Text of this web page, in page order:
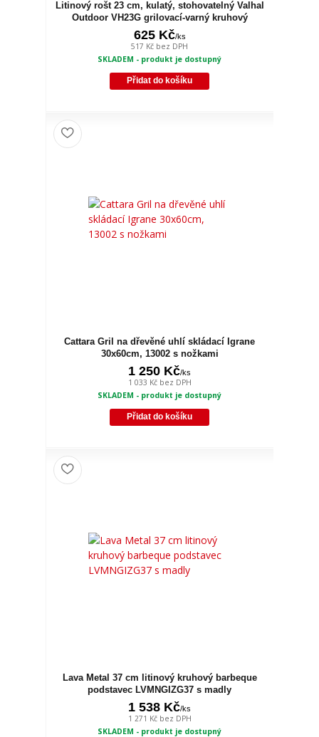
Litinový rošt 23 cm, kulatý, stohovatelný Valhal
Outdoor VH23G grilovací-varný kruhový
625 Kč/ks
517 Kč bez DPH
SKLADEM - produkt je dostupný
Přidat do košíku
Cattara Gril na dřevěné uhlí skládací Igrane
30x60cm, 13002 s nožkami
1 250 Kč/ks
1 033 Kč bez DPH
SKLADEM - produkt je dostupný
Přidat do košíku
Lava Metal 37 cm litinový kruhový barbeque
podstavec LVMNGIZG37 s madly
1 538 Kč/ks
1 271 Kč bez DPH
SKLADEM - produkt je dostupný